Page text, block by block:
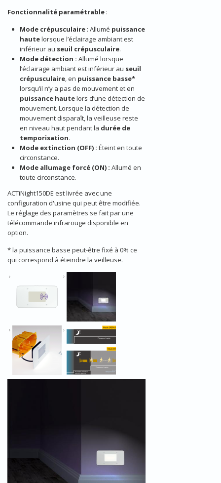
Fonctionnalité paramétrable :
Mode crépusculaire : Allumé puissance
hautelorsque l’éclairage ambiant est
inférieur au seuil crépusculaire.
Mode détection : Allumé lorsque
l’éclairage ambiant est inférieur au seuil
crépusculaire, en puissance basse*
lorsqu’il n’y a pas de mouvement et en
puissance hautelors d’une détection de
mouvement. Lorsque la détection de
mouvement disparaît, la veilleuse reste
en niveau haut pendant la durée de
temporisation.
Mode extinction (OFF) : Éteint en toute
circonstance.
Mode allumage forcé (ON) : Allumé en
toute circonstance.
ACTiNight150DE est livrée avec une
configuration d'usine qui peut être modifiée.
Le réglage des paramètres se fait par une
télécommande infrarouge disponible en
option.
* la puissance basse peut-être fixé à 0% ce
qui correspond à éteindre la veilleuse.